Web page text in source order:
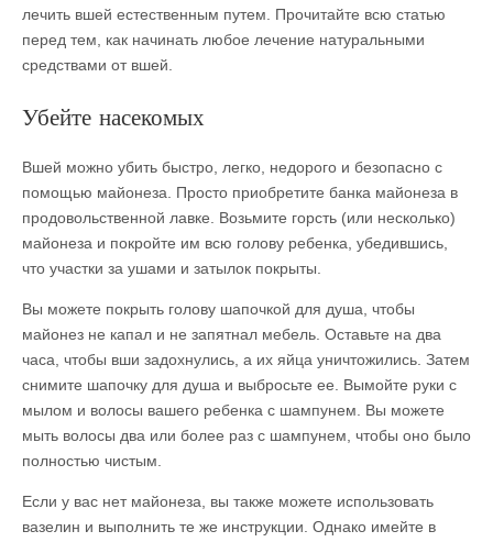
лечить вшей естественным путем. Прочитайте всю статью
перед тем, как начинать любое лечение натуральными
средствами от вшей.
Убейте насекомых
Вшей можно убить быстро, легко, недорого и безопасно с
помощью майонеза. Просто приобретите банка майонеза в
продовольственной лавке. Возьмите горсть (или несколько)
майонеза и покройте им всю голову ребенка, убедившись,
что участки за ушами и затылок покрыты.
Вы можете покрыть голову шапочкой для душа, чтобы
майонез не капал и не запятнал мебель. Оставьте на два
часа, чтобы вши задохнулись, а их яйца уничтожились. Затем
снимите шапочку для душа и выбросьте ее. Вымойте руки с
мылом и волосы вашего ребенка с шампунем. Вы можете
мыть волосы два или более раз с шампунем, чтобы оно было
полностью чистым.
Если у вас нет майонеза, вы также можете использовать
вазелин и выполнить те же инструкции. Однако имейте в